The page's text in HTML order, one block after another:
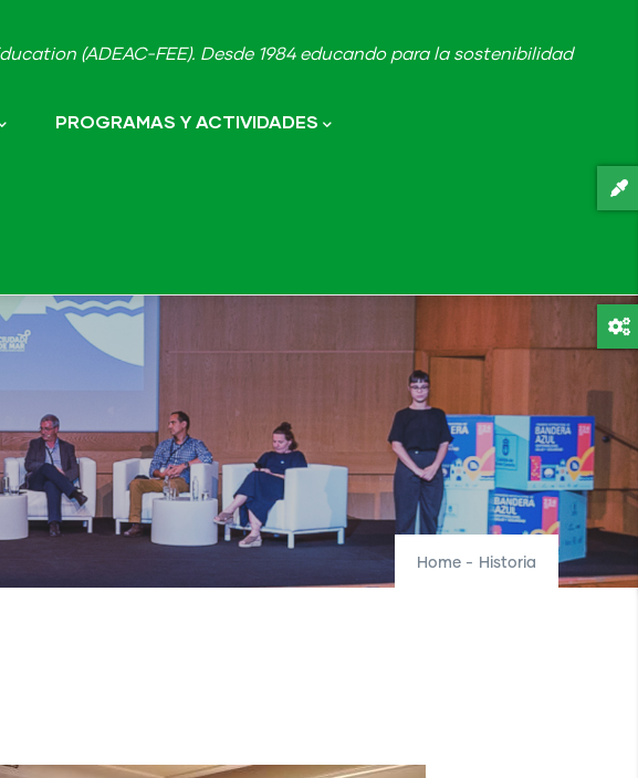
(ADEAC-FEE). Desde 1984 educando para la sostenibilidad
PROGRAMAS Y ACTIVIDADES
Home - Historia